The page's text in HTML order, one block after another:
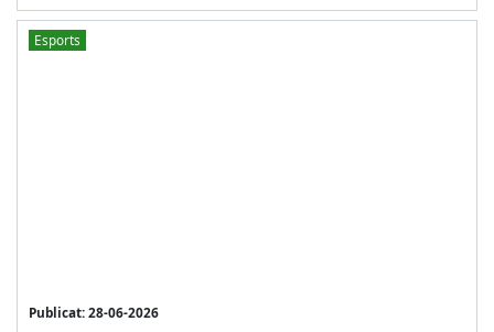
Esports
Publicat: 28-06-2026